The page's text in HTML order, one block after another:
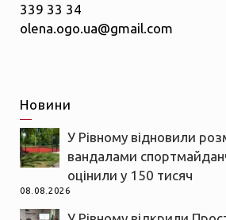
339 33 34
olena.ogo.ua@gmail.com
Новини
У Рівному відновили
вандалами
оцінили у 150 тисяч
08.08.2026